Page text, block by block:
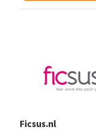
Ficsus.nl